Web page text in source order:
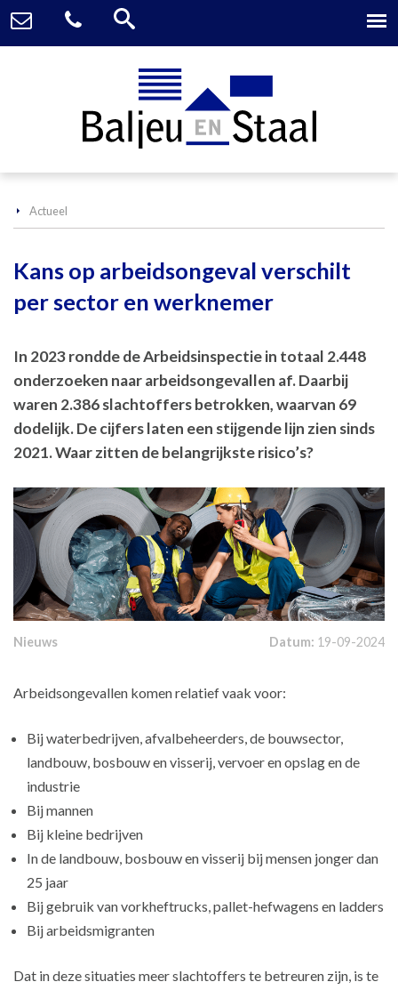
Actueel
Kans op arbeidsongeval verschilt
per sector en werknemer
In 2023 rondde de Arbeidsinspectie in totaal 2.448
onderzoeken naar arbeidsongevallen af. Daarbij
waren 2.386 slachtoffers betrokken, waarvan 69
dodelijk. De cijfers laten een stijgende lijn zien sinds
2021. Waar zitten de belangrijkste risico’s?
Nieuws Datum: 19-09-2024
Arbeidsongevallen komen relatief vaak voor:
Bij waterbedrijven, afvalbeheerders, de bouwsector,
landbouw, bosbouw en visserij, vervoer en opslag en de
industrie
Bij mannen
Bij kleine bedrijven
In de landbouw, bosbouw en visserij bij mensen jonger dan
25 jaar
Bij gebruik van vorkheftrucks, pallet-hefwagens en ladders
Bij arbeidsmigranten
Dat in deze situaties meer slachtoffers te betreuren zijn, is te